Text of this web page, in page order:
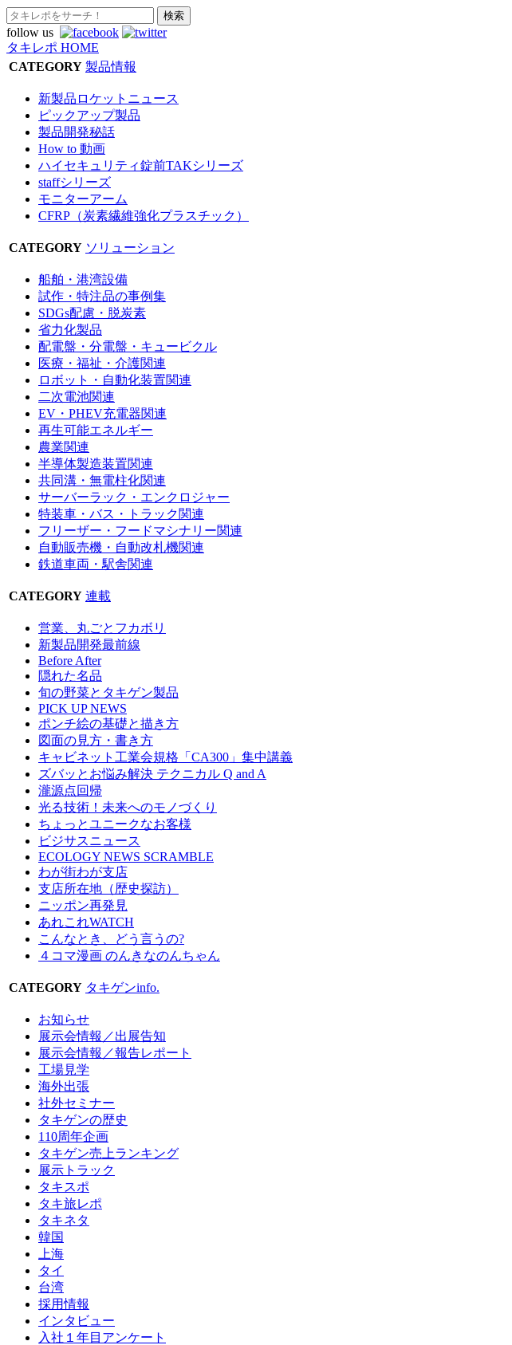
follow us
タキレポ HOME
CATEGORY 製品情報
新製品ロケットニュース
ピックアップ製品
製品開発秘話
How to 動画
ハイセキュリティ錠前TAKシリーズ
staffシリーズ
モニターアーム
CFRP（炭素繊維強化プラスチック）
CATEGORY ソリューション
船舶・港湾設備
試作・特注品の事例集
SDGs配慮・脱炭素
省力化製品
配電盤・分電盤・キュービクル
医療・福祉・介護関連
ロボット・自動化装置関連
二次電池関連
EV・PHEV充電器関連
再生可能エネルギー
農業関連
半導体製造装置関連
共同溝・無電柱化関連
サーバーラック・エンクロジャー
特装車・バス・トラック関連
フリーザー・フードマシナリー関連
自動販売機・自動改札機関連
鉄道車両・駅舎関連
CATEGORY 連載
営業、丸ごとフカボリ
新製品開発最前線
Before After
隠れた名品
旬の野菜とタキゲン製品
PICK UP NEWS
ポンチ絵の基礎と描き方
図面の見方・書き方
キャビネット工業会規格「CA300」集中講義
ズバッとお悩み解決 テクニカル Q and A
瀧源点回帰
光る技術！未来へのモノづくり
ちょっとユニークなお客様
ビジサスニュース
ECOLOGY NEWS SCRAMBLE
わが街わが支店
支店所在地（歴史探訪）
ニッポン再発見
あれこれWATCH
こんなとき、どう言うの?
４コマ漫画 のんきなのんちゃん
CATEGORY タキゲンinfo.
お知らせ
展示会情報／出展告知
展示会情報／報告レポート
工場見学
海外出張
社外セミナー
タキゲンの歴史
110周年企画
タキゲン売上ランキング
展示トラック
タキスポ
タキ旅レポ
タキネタ
韓国
上海
タイ
台湾
採用情報
インタビュー
入社１年目アンケート